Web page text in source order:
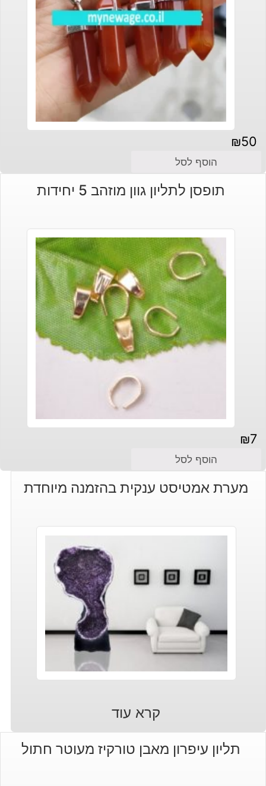
₪50
הוסף לסל
תופסן לתליון גוון מוזהב 5 יחידות
₪7
הוסף לסל
מערת אמטיסט ענקית בהזמנה מיוחדת
קרא עוד
תליון עיפרון מאבן טורקיז מעוטר חתול